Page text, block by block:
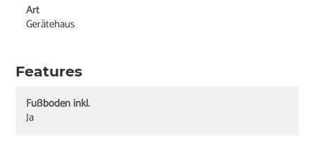
Art
Gerätehaus
Features
Fußboden inkl.
Ja